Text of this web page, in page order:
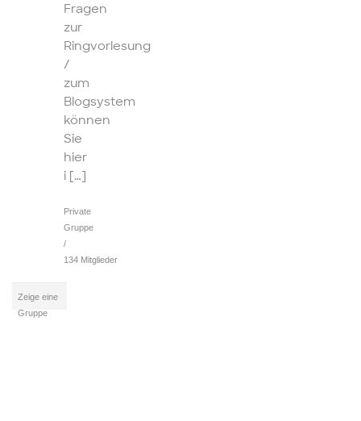
Fragen
zur
Ringvorlesung
/
zum
Blogsystem
können
Sie
hier
i […]
Private
Gruppe
/
134 Mitglieder
Zeige eine
Gruppe